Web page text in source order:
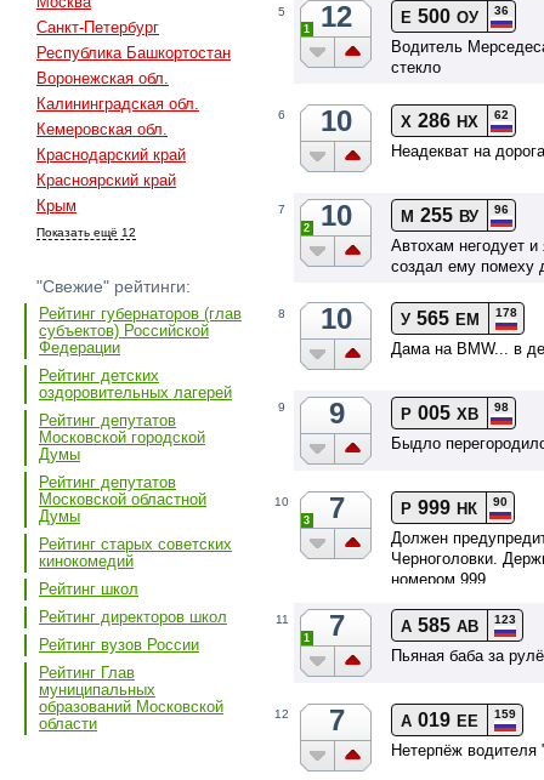
Санкт-Петербург
Республика Башкортостан
Воронежская обл.
Калининградская обл.
Кемеровская обл.
Краснодарский край
Красноярский край
Крым
Показать ещё 12
"Свежие" рейтинги:
Рейтинг губернаторов (глав
субъектов) Российской
Федерации
Рейтинг детских
оздоровительных лагерей
Рейтинг депутатов
Московской городской
Думы
Рейтинг депутатов
Московской областной
Думы
Рейтинг старых советских
кинокомедий
Рейтинг школ
Рейтинг директоров школ
Рейтинг вузов России
Рейтинг Глав
муниципальных
образований Московской
области
5 12
1
Е 500 ОУ 36
Водитель
стекло
6 10 Х 286 НХ 62
Неадекват на
7 10
2
М 255 ВУ 96
Автохам негодует и
создал ему помеху
8 10 У 565 ЕМ 178
Дама на BMW... в
9 9 Р 005 ХВ 98
Быдло
10 7
3
Р 999 НК 90
Должен
Черноголовки.
номером 999.
11 7
1
А 585 АВ 123
Пьяная баба за
12 7 А 019 ЕЕ 159
Нетерпёж водителя